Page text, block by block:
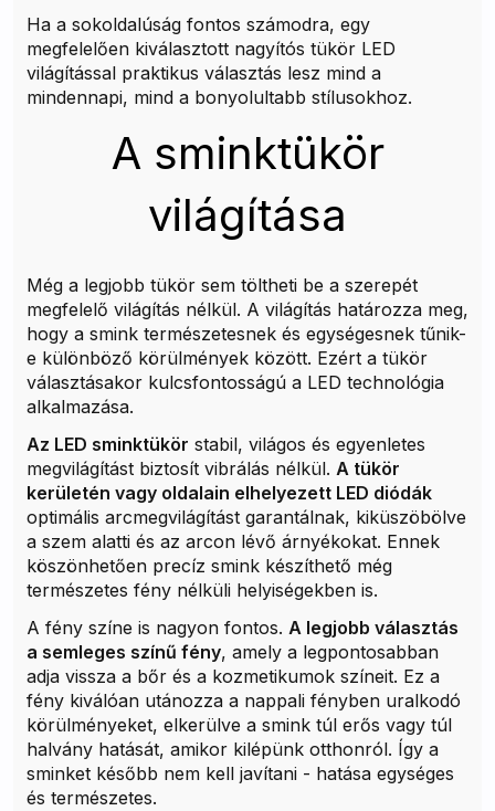
Ha a sokoldalúság fontos számodra, egy
megfelelően kiválasztott nagyítós tükör LED
világítással praktikus választás lesz mind a
mindennapi, mind a bonyolultabb stílusokhoz.
A sminktükör
világítása
Még a legjobb tükör sem töltheti be a szerepét
megfelelő világítás nélkül. A világítás határozza meg,
hogy a smink természetesnek és egységesnek tűnik-
e különböző körülmények között. Ezért a tükör
választásakor kulcsfontosságú a LED technológia
alkalmazása.
Az LED sminktükör stabil, világos és egyenletes
megvilágítást biztosít vibrálás nélkül. A tükör
kerületén vagy oldalain elhelyezett LED diódák
optimális arcmegvilágítást garantálnak, kiküszöbölve
a szem alatti és az arcon lévő árnyékokat. Ennek
köszönhetően precíz smink készíthető még
természetes fény nélküli helyiségekben is.
A fény színe is nagyon fontos. A legjobb választás
a semleges színű fény, amely a legpontosabban
adja vissza a bőr és a kozmetikumok színeit. Ez a
fény kiválóan utánozza a nappali fényben uralkodó
körülményeket, elkerülve a smink túl erős vagy túl
halvány hatását, amikor kilépünk otthonról. Így a
sminket később nem kell javítani - hatása egységes
és természetes.